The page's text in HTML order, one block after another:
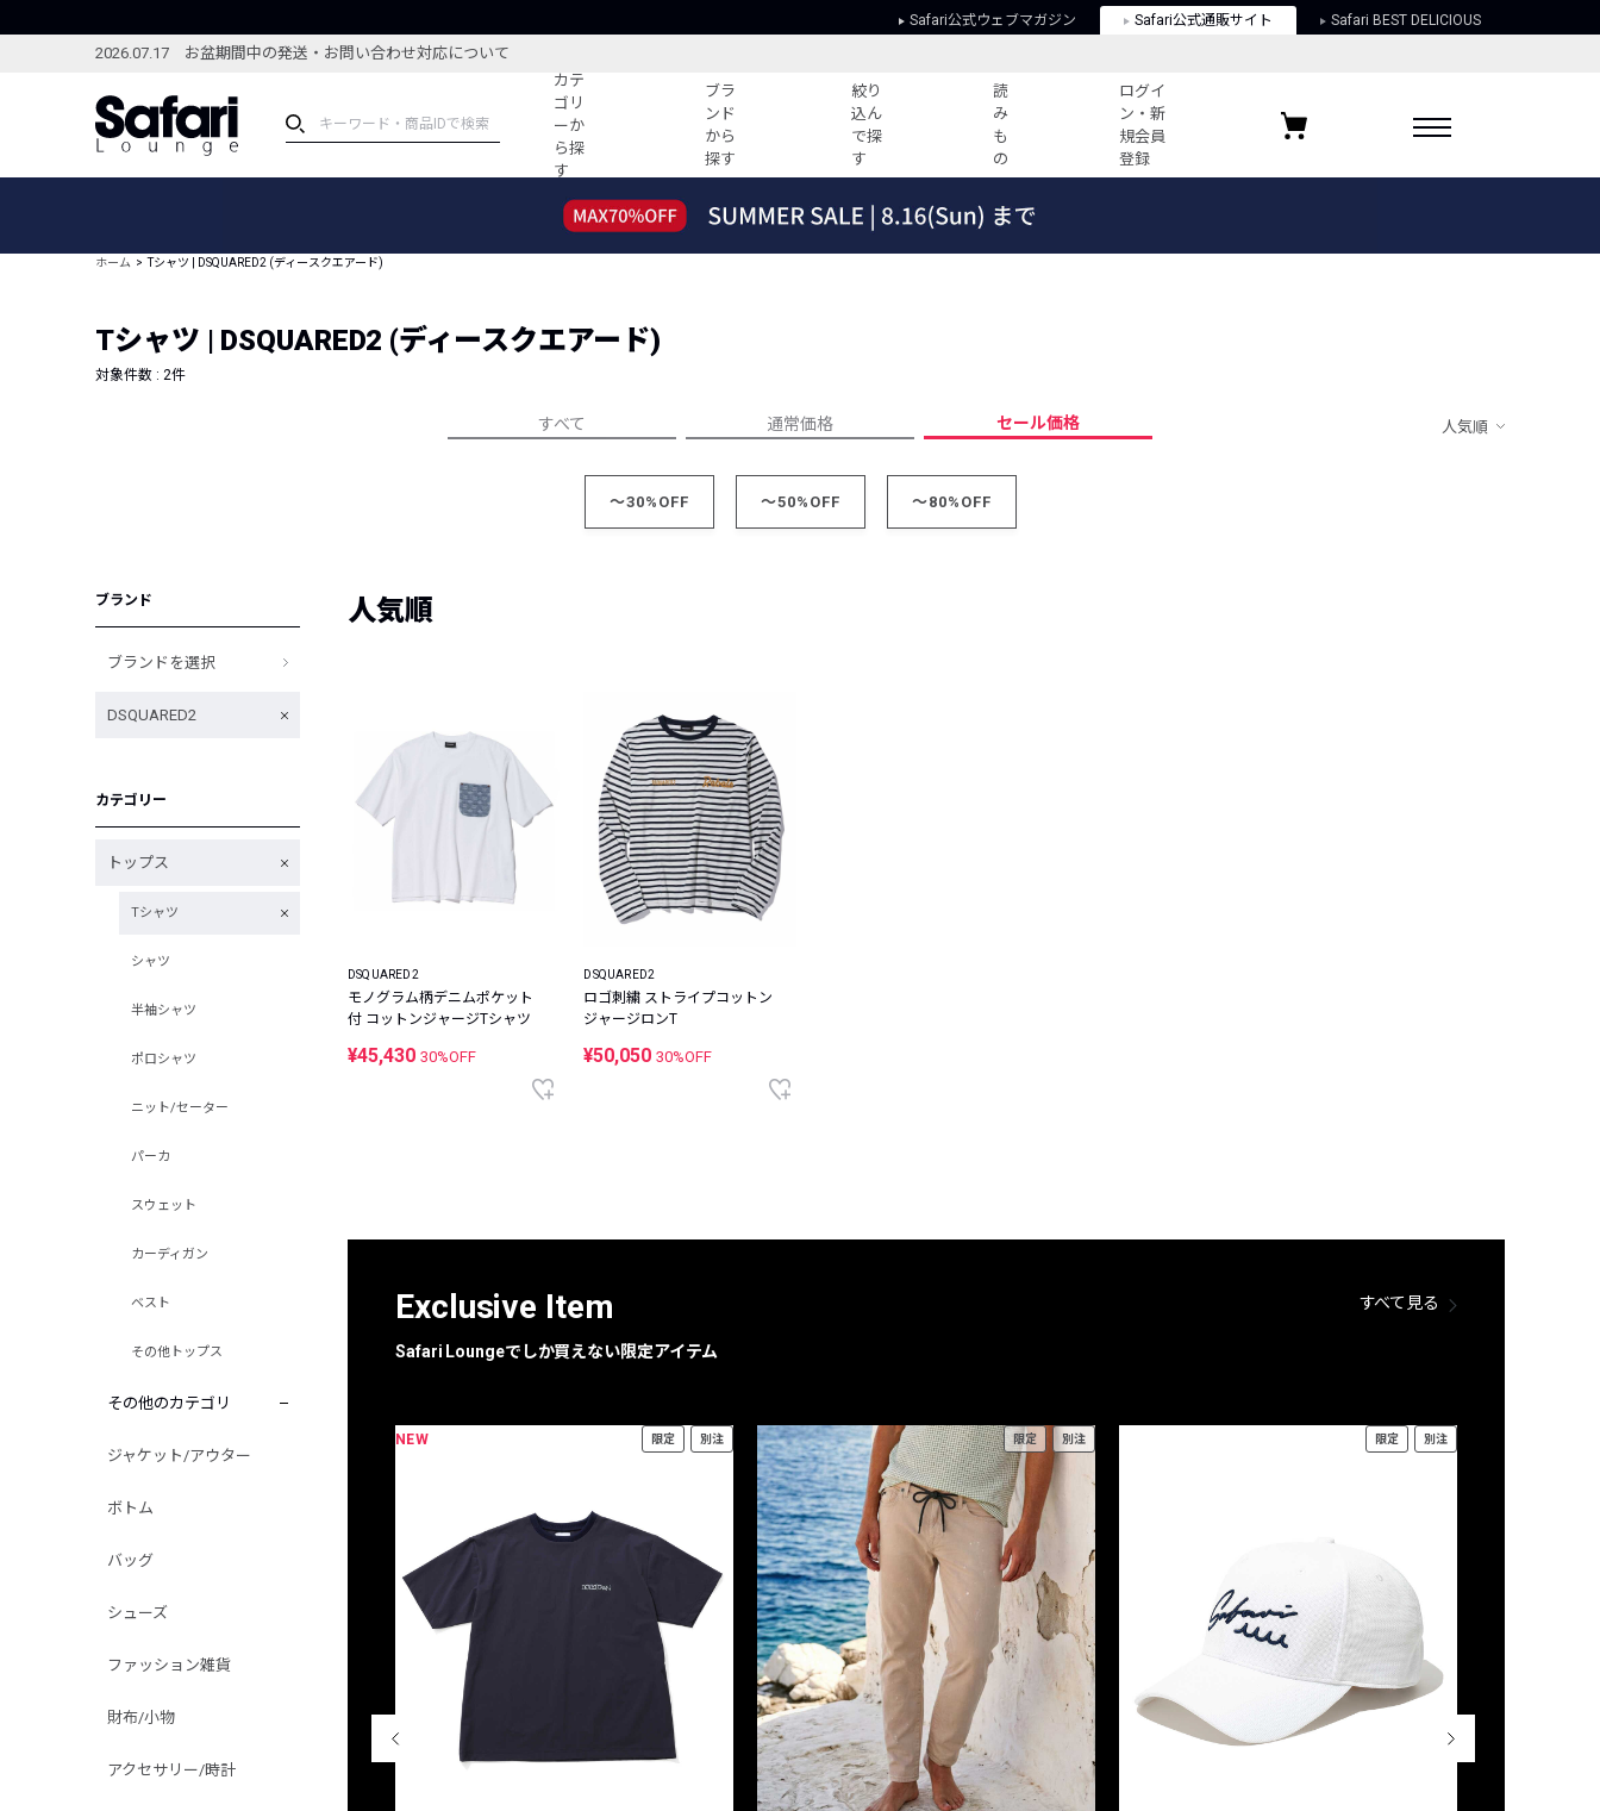
Safari公式ウェブマガジン Safari公式通販サイト Safari BEST DELICIOUS
2026.07.17 お盆期間中の発送・お問い合わせ対応について
カテ
ゴリ
ーか
ら探
す
ブラ
ンド
から
探す
絞り
込ん
で探
す
読
み
も
の
ログイ
ン・新
規会員
登録
ブランドから探す
新着アイテム
編集部のおすすめアイテム
コーディネート
すべての記事
人気記事ランキング
ウィークリーコーデ
プライバシーポリシー
お気に入りブランド
ホーム Tシャツ | DSQUARED2 (ディースクエアード)
Tシャツ | DSQUARED2 (ディースクエアード)
対象件数 : 2件
すべて 通常価格 セール価格 人気順
～30%OFF ～50%OFF ～80%OFF
ブランド
ブランドを選択
DSQUARED2
カテゴリー
トップス
Tシャツ
シャツ
半袖シャツ
ポロシャツ
ニット/セーター
パーカ
スウェット
カーディガン
ベスト
その他トップス
その他のカテゴリ
ジャケット/アウター
ボトム
バッグ
シューズ
ファッション雑貨
財布/小物
アクセサリー/時計
人気順
DSQUARED2
モノグラム柄デニムポケット
付 コットンジャージTシャツ
¥45,430 30%OFF
DSQUARED2
ロゴ刺繍 ストライプコットン
ジャージロンT
¥50,05030%OFF
Exclusive Item
Safari Loungeでしか買えない限定アイテム
すべて見る
NEW 限定 別注 限定 別注 限定 別注